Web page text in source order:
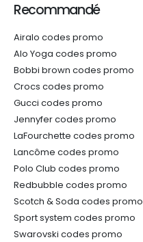
Recommandé
Airalo codes promo
Alo Yoga codes promo
Bobbi brown codes promo
Crocs codes promo
Gucci codes promo
Jennyfer codes promo
LaFourchette codes promo
Lancôme codes promo
Polo Club codes promo
Redbubble codes promo
Scotch & Soda codes promo
Sport system codes promo
Swarovski codes promo